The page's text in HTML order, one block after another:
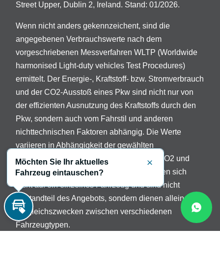
Street Upper, Dublin 2, Ireland. Stand: 01/2026.
Wenn nicht anders gekennzeichent, sind die
angegebenen Verbrauchswerte nach dem
vorgeschriebenen Messverfahren WLTP (Worldwide
harmonised Light-duty vehicles Test Procedures)
ermittelt. Der Energie-, Kraftstoff- bzw. Stromverbrauch
und der CO2-Ausstoß eines Pkw sind nicht nur von
der effizienten Ausnutzung des Kraftstoffs durch den
Pkw, sondern auch vom Fahrstil und anderen
nichttechnischen Faktoren abhängig. Die Werte
variieren in Abhängigkeit der gewählten
Sonderausstattungen. Beschreibung der CO2 und
Verbrauchsangaben: Die Angaben beziehen sich
nicht auf ein einzelnes Fahrzeug und sind nicht
Bestandteil des Angebots, sondern dienen allein
Vergleichszwecken zwischen verschiedenen
Fahrzeugtypen.
Inzahlungnahme
Möchten Sie Ihr aktuelles
Fahrzeug eintauschen?
Schließen